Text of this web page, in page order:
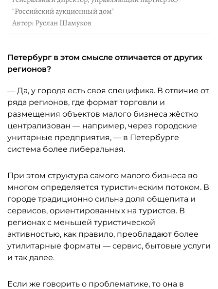
"Российский аукционный дом"
Автор: Руслан Шамуков
Петербург в этом смысле отличается от других
регионов?
— Да, у города есть своя специфика. В отличие от
ряда регионов, где формат торговли и
размещения объектов малого бизнеса жёстко
централизован — например, через городские
унитарные предприятия, — в Петербурге
система более либеральная.
При этом структура самого малого бизнеса во
многом определяется туристическим потоком. В
городе традиционно сильна доля общепита и
сервисов, ориентированных на туристов. В
регионах с меньшей туристической
активностью, как правило, преобладают более
утилитарные форматы — сервис, бытовые услуги
и так далее.
Если же говорить о проблематике, то она в